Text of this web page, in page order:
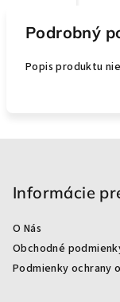
Podrobný
Popis produktu
Informácie
O Nás
Obchodné
Podmienky ochrany